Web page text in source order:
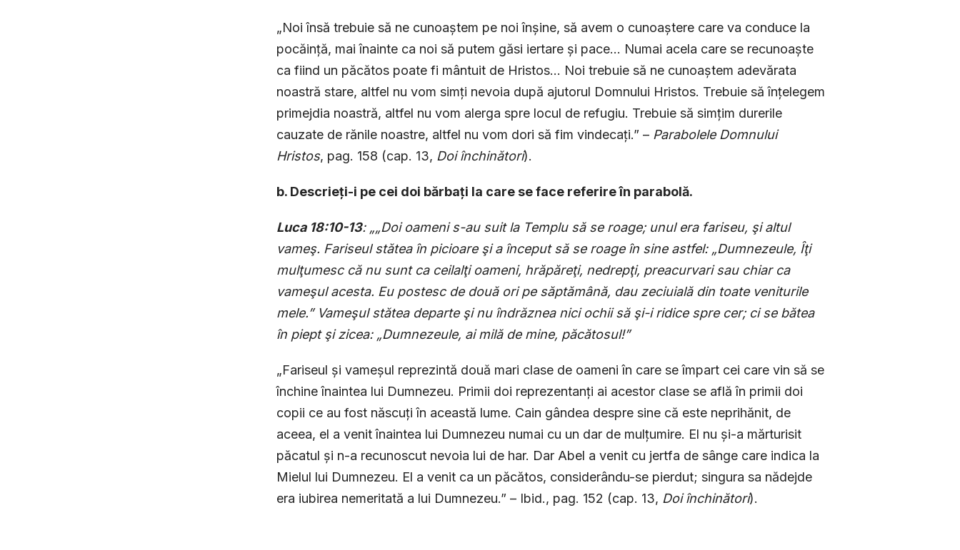
„Noi însă trebuie să ne cunoaștem pe noi înșine, să avem o cunoaștere care va conduce la
pocăință, mai înainte ca noi să putem găsi iertare și pace… Numai acela care se recunoaște
ca fiind un păcătos poate fi mântuit de Hristos… Noi trebuie să ne cunoaștem adevărata
noastră stare, altfel nu vom simți nevoia după ajutorul Domnului Hristos. Trebuie să înțelegem
primejdia noastră, altfel nu vom alerga spre locul de refugiu. Trebuie să simțim durerile
cauzate de rănile noastre, altfel nu vom dori să fim vindecați.” – Parabolele Domnului
Hristos, pag. 158 (cap. 13, Doi închinători).
b. Descrieți-i pe cei doi bărbați la care se face referire în parabolă.
Luca 18:10-13: „„Doi oameni s-au suit la Templu să se roage; unul era fari­seu, şi altul
vameş. Fariseul stătea în picioare şi a început să se roage în sine astfel: „Dumnezeule, Îţi
mulţumesc că nu sunt ca ceilalţi oameni, hrăpăreţi, nedrepţi, preacurvari sau chiar ca
vameşul acesta. Eu postesc de două ori pe săptămână, dau zeciuială din toate veniturile
mele.” Vameşul stătea departe şi nu îndrăznea nici ochii să şi-i ridice spre cer; ci se bătea
în piept şi zicea: „Dumnezeule, ai milă de mine, păcătosul!”
„Fariseul și vameșul reprezintă două mari clase de oameni în care se împart cei care vin să se
închine înaintea lui Dumnezeu. Primii doi reprezentanți ai acestor cla­se se află în primii doi
copii ce au fost născuți în această lume. Cain gândea despre sine că este neprihănit, de
aceea, el a venit înaintea lui Dumnezeu numai cu un dar de mulțumire. El nu și-a mărturisit
păcatul și n-a recunoscut nevoia lui de har. Dar Abel a venit cu jertfa de sânge care indica la
Mielul lui Dumnezeu. El a venit ca un păcătos, considerându-se pierdut; singura sa nădejde
era iubirea nemeritată a lui Dumnezeu.” – Ibid., pag. 152 (cap. 13, Doi închinători).